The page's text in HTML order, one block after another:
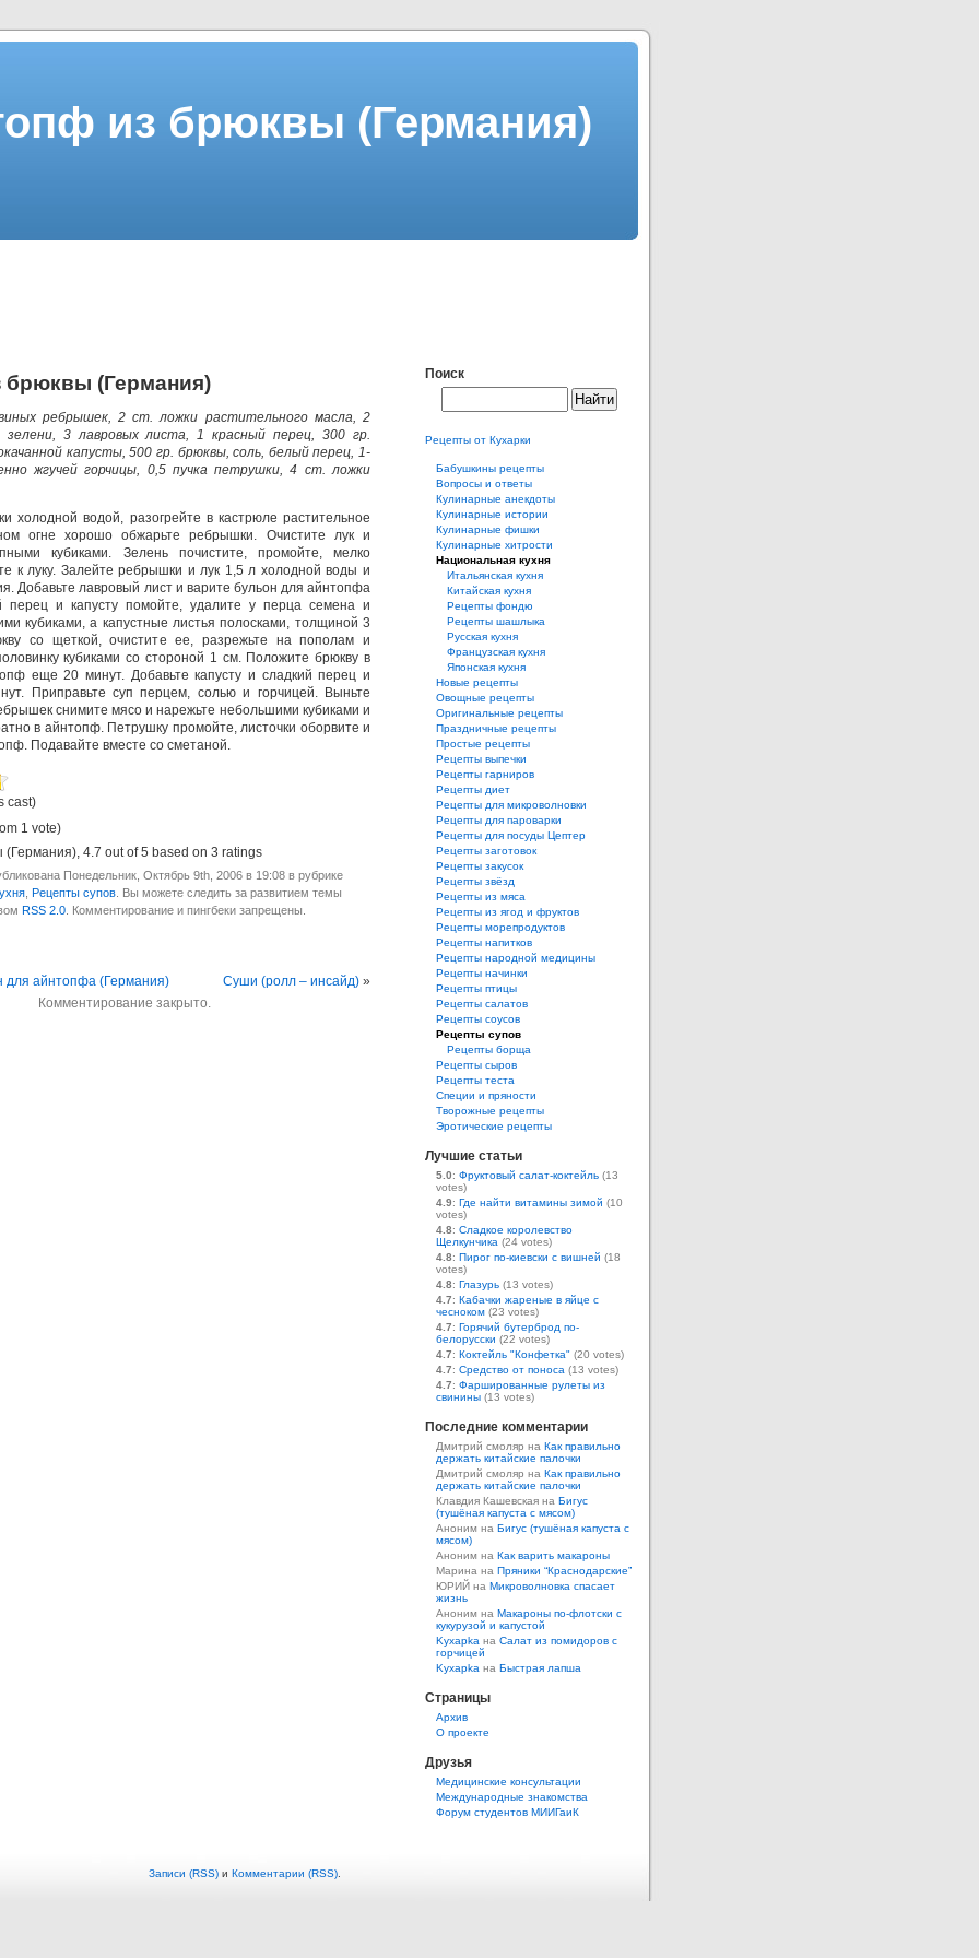
из брюквы (Германия)
брюквы (Германия)
ребрышек, 2 ст. ложки растительного масла, 2
зелени, 3 лавровых листа, 1 красный перец, 300 гр.
капусты, 500 гр. брюквы, соль, белый перец, 1-
жгучей горчицы, 0,5 пучка петрушки, 4 ст. ложки
холодной водой, разогрейте в кастрюле растительное
огне хорошо обжарьте ребрышки. Очистите лук и
кубиками. Зелень почистите, промойте, мелко
к луку. Залейте ребрышки и лук 1,5 л холодной воды и
Добавьте лавровый лист и варите бульон для айнтопфа
перец и капусту помойте, удалите у перца семена и
кубиками, а капустные листья полосками, толщиной 3
со щеткой, очистите ее, разрежьте на пополам и
кубиками со стороной 1 см. Положите брюкву в
еще 20 минут. Добавьте капусту и сладкий перец и
Приправьте суп перцем, солью и горчицей. Выньте
снимите мясо и нарежьте небольшими кубиками и
в айнтопф. Петрушку промойте, листочки оборвите и
Подавайте вместе со сметаной.
cast)
1 vote)
(Германия), 4.7 out of5 based on 3 ratings
Понедельник, Октябрь 9th, 2006 в 19:08 в рубрике
, Рецепты супов. Вы можете следить за развитием темы
RSS 2.0. Комментирование и пингбеки запрещены.
для айнтопфа (Германия) Суши (ролл – инсайд) »
Комментирование закрыто.
Поиск
Рецепты от Кухарки
Бабушкины рецепты
Вопросы и ответы
Кулинарные анекдоты
Кулинарные истории
Кулинарные фишки
Кулинарные хитрости
Национальная кухня
Итальянская кухня
Китайская кухня
Рецепты фондю
Рецепты шашлыка
Русская кухня
Французская кухня
Японская кухня
Новые рецепты
Овощные рецепты
Оригинальные рецепты
Праздничные рецепты
Простые рецепты
Рецепты выпечки
Рецепты гарниров
Рецепты диет
Рецепты для микроволновки
Рецепты для пароварки
Рецепты для посуды Цептер
Рецепты заготовок
Рецепты закусок
Рецепты звёзд
Рецепты из мяса
Рецепты из ягод и фруктов
Рецепты морепродуктов
Рецепты напитков
Рецепты народной медицины
Рецепты начинки
Рецепты птицы
Рецепты салатов
Рецепты соусов
Рецепты супов
Рецепты борща
Рецепты сыров
Рецепты теста
Специи и пряности
Творожные рецепты
Эротические рецепты
Лучшие статьи
5.0: Фруктовый салат-коктейль (13
votes)
4.9: Где найти витамины зимой (10
votes)
4.8: Сладкое королевство
Щелкунчика (24 votes)
4.8: Пирог по-киевски с вишней (18
votes)
4.8: Глазурь (13 votes)
4.7: Кабачки жареные в яйце с
чесноком (23 votes)
4.7: Горячий бутерброд по-
белорусски (22 votes)
4.7: Коктейль "Конфетка" (20 votes)
4.7: Средство от поноса (13 votes)
4.7: Фаршированные рулеты из
свинины (13 votes)
Последние комментарии
Дмитрий смоляр на Как правильно
держать китайские палочки
Дмитрий смоляр на Как правильно
держать китайские палочки
Клавдия Кашевская на Бигус
(тушёная капуста с мясом)
Аноним на Бигус (тушёная капуста с
мясом)
Аноним на Как варить макароны
Марина на Пряники “Краснодарские”
ЮРИЙ на Микроволновка спасает
жизнь
Аноним на Макароны по-флотски с
кукурузой и капустой
Kyxapka на Салат из помидоров с
горчицей
Kyxapka на Быстрая лапша
Страницы
Aрхив
О проекте
Друзья
Медицинские консультации
Международные знакомства
Форум студентов МИИГаиК
Записи (RSS) и Комментарии (RSS)